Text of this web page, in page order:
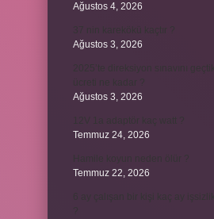
Ağustos 4, 2026
Ağustos 3, 2026
Ağustos 3, 2026
Temmuz 24, 2026
Temmuz 22, 2026